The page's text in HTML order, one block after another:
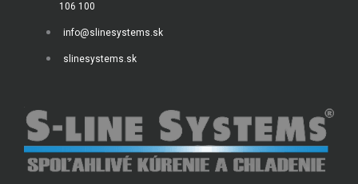
106 100
info@slinesystems.sk
slinesystems.sk